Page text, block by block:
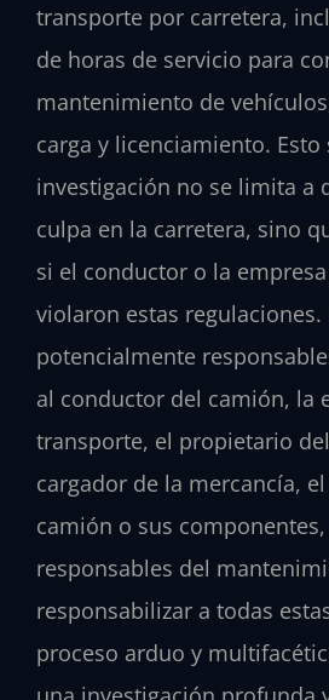
transporte por carretera,
de horas de servicio para
mantenimiento de
carga y licenciamiento.
investigación no se limita a
culpa en la carretera, sino
si el conductor o la
violaron estas regulaciones.
potencialmente
al conductor del camión, la
transporte, el propietario
cargador de la mercancía,
camión o sus
responsables del
responsabilizar a todas
proceso arduo y